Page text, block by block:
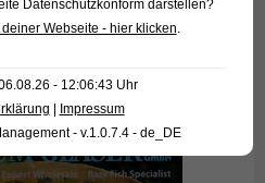
Datenschutzkonform darstellen?
Webseite - hier klicken
- 12:06:43 Uhr
| Impressum
- v.1.0.7.4 - de_DE